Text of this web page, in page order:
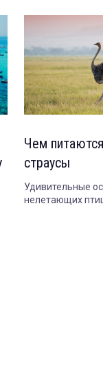
Чем
страусы
Удивительные
нелетающих